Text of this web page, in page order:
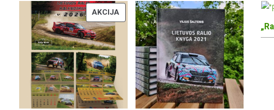
AKCIJA PRODUKTAS
NUOLAIDA